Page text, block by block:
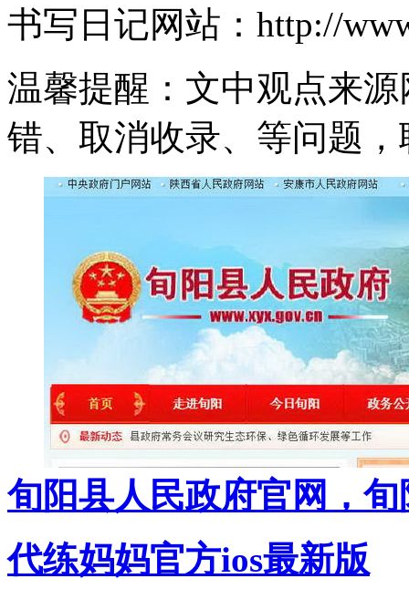
书写日记网站：http://
温馨提醒：文中观点来
错、取消收录、等问题
旬阳县人民政府官网，
代练妈妈官方ios最新版